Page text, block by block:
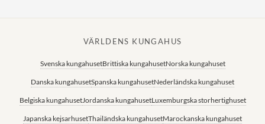
VÄRLDENS KUNGAHUS
Svenska kungahusetBrittiska kungahusetNorska kungahuset
Danska kungahusetSpanska kungahusetNederländska kungahuset
Belgiska kungahusetJordanska kungahusetLuxemburgska storhertighuset
Japanska kejsarhusetThailändska kungahusetMarockanska kungahuset